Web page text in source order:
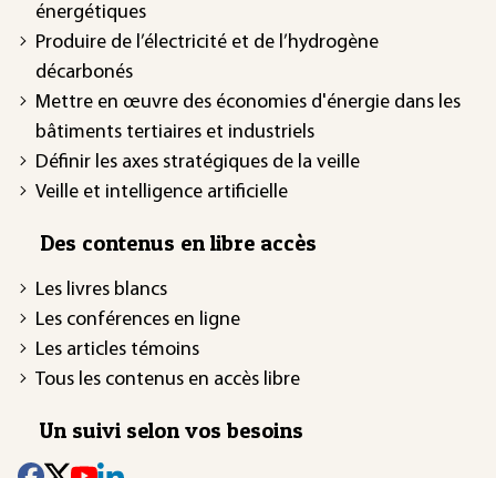
énergétiques
Produire de l’électricité et de l’hydrogène
décarbonés
Mettre en œuvre des économies d'énergie dans les
bâtiments tertiaires et industriels
Définir les axes stratégiques de la veille
Veille et intelligence artificielle
Des contenus en libre accès
Les livres blancs
Les conférences en ligne
Les articles témoins
Tous les contenus en accès libre
Un suivi selon vos besoins